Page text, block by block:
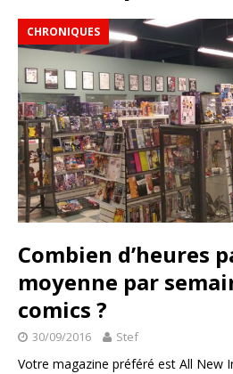
CHRONIQUES
Combien d’heures
moyenne par
comics ?
30/09/2016 Stef
Votre magazine préféré est All New